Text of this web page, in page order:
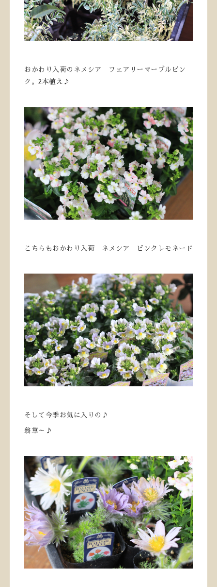
おかわり入荷のネメシア フェアリーマーブルピン
ク。2本植え♪
こちらもおかわり入荷 ネメシア ピンクレモネード
そして今季お気に入りの♪
翁草～♪